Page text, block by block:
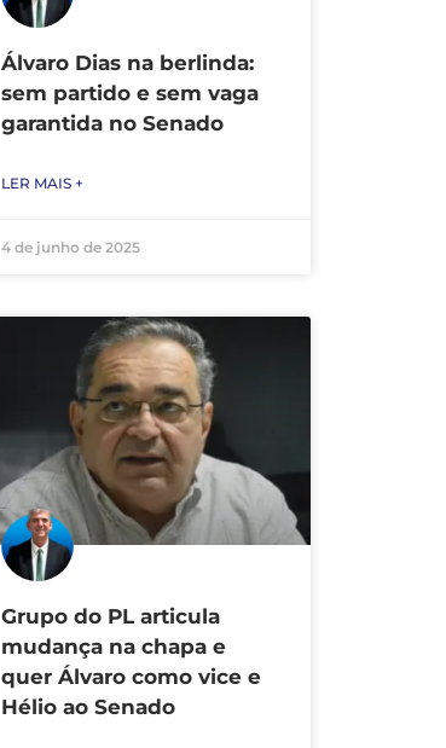
Álvaro Dias na berlinda:
sem partido e sem vaga
garantida no Senado
LER MAIS +
4 de junho de 2025
Grupo do PL articula
mudança na chapa e
quer Álvaro como vice e
Hélio ao Senado